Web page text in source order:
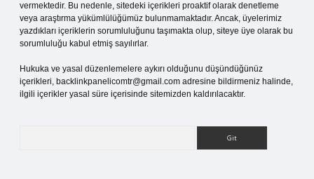
vermektedir. Bu nedenle, sitedeki içerikleri proaktif olarak denetleme
veya araştırma yükümlülüğümüz bulunmamaktadır. Ancak, üyelerimiz
yazdıkları içeriklerin sorumluluğunu taşımakta olup, siteye üye olarak bu
sorumluluğu kabul etmiş sayılırlar.
Hukuka ve yasal düzenlemelere aykırı olduğunu düşündüğünüz
içerikleri, backlinkpanelicomtr@gmail.com adresine bildirmeniz halinde,
ilgili içerikler yasal süre içerisinde sitemizden kaldırılacaktır.